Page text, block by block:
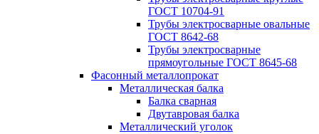
ГОСТ 10704-91
Трубы электросварные овальные
ГОСТ 8642-68
Трубы электросварные
прямоугольные ГОСТ 8645-68
Фасонный металлопрокат
Металлическая балка
Балка сварная
Двутавровая балка
Металлический уголок